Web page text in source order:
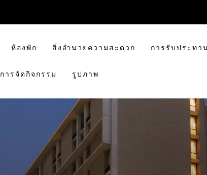
ห้องพัก สิ่งอำนวยความสะดวก การรับประทา
ารจัดกิจกรรม รูปภาพ